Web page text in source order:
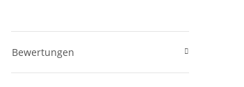
Bewertungen